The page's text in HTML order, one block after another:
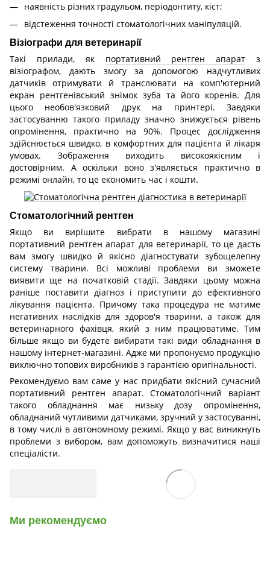
наявність різних градульом, періодонтиту, кіст;
відстеження точності стоматологічних маніпуляцій.
Візіографи для ветеринарії
Такі прилади, як портативний рентген апарат з
візіографом, дають змогу за допомогою надчутливих
датчиків отримувати й транслювати на комп'ютерний
екран рентгенівський знімок зуба та його коренів. Для
цього необов'язковий друк на принтері. Завдяки
застосуванню такого приладу значно знижується рівень
опромінення, практично на 90%. Процес дослідження
здійснюється швидко, в комфортних для пацієнта й лікаря
умовах. Зображення виходить високоякісним і
достовірним. А оскільки воно з'являється практично в
режимі онлайн, то це економить час і кошти.
Стоматологічний рентген
Якщо ви вирішите вибрати в нашому магазині
портативний рентген апарат для ветеринарії, то це дасть
вам змогу швидко й якісно діагностувати зубощелепну
систему тварини. Всі можливі проблеми ви зможете
виявити ще на початковій стадії. Завдяки цьому можна
раніше поставити діагноз і приступити до ефективного
лікування пацієнта. Причому така процедура не матиме
негативних наслідків для здоров'я тварини, а також для
ветеринарного фахівця, який з ним працюватиме. Тим
більше якщо ви будете вибирати такі види обладнання в
нашому інтернет-магазині. Адже ми пропонуємо продукцію
виключно топових виробників з гарантією оригінальності.
Рекомендуємо вам саме у нас придбати якісний сучасний
портативний рентген апарат. Стоматологічний варіант
такого обладнання має низьку дозу опромінення,
обладнаний чутливими датчиками, зручний у застосуванні,
в тому числі в автономному режимі. Якщо у вас виникнуть
проблеми з вибором, вам допоможуть визначитися наші
спеціалісти.
Ми рекомендуємо